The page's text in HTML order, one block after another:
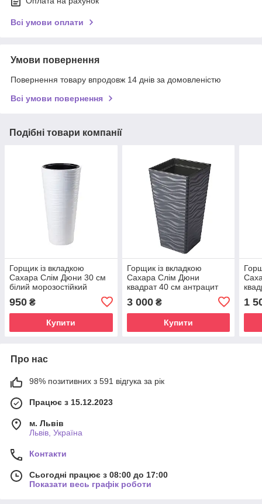
Всі умови оплати
Умови повернення
Повернення товару впродовж 14 днів за домовленістю
Всі умови повернення
Подібні товари компанії
Горщик із вкладкою
Сахара Слім Дюни 30 см
білий морозостійкий
950 ₴
Купити
Горщик із вкладкою
Сахара Слім Дюни
квадрат 40 см антрацит
3 000₴
Купити
1
Про нас
98% позитивних з 591 відгука за рік
Працює з 15.12.2023
м. Львів
Львів, Україна
Контакти
Сьогодні працює з 08:00 до 17:00
Показати весь графік роботи